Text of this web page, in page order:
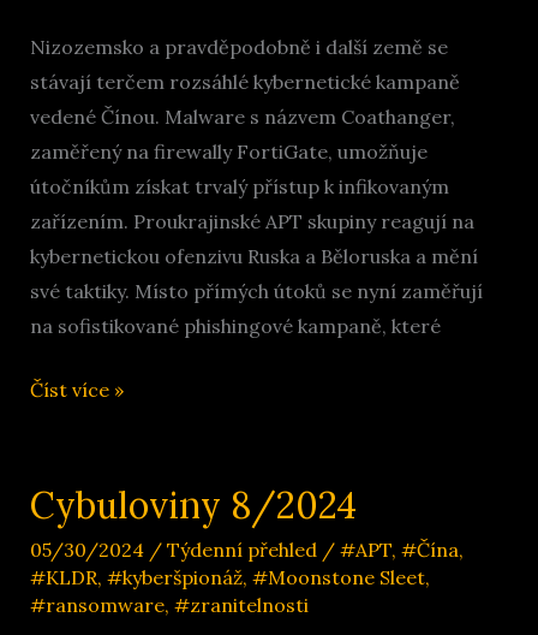
Nizozemsko a pravděpodobně i další země se
stávají terčem rozsáhlé kybernetické kampaně
vedené Čínou. Malware s názvem Coathanger,
zaměřený na firewally FortiGate, umožňuje
útočníkům získat trvalý přístup k infikovaným
zařízením. Proukrajinské APT skupiny reagují na
kybernetickou ofenzivu Ruska a Běloruska a mění
své taktiky. Místo přímých útoků se nyní zaměřují
na sofistikované phishingové kampaně, které
Cybuloviny
Číst více »
Cybuloviny 8/2024
05/30/2024 / Týdenní přehled / #APT, #Čína,
#KLDR, #kyberšpionáž, #Moonstone Sleet,
#ransomware, #zranitelnosti